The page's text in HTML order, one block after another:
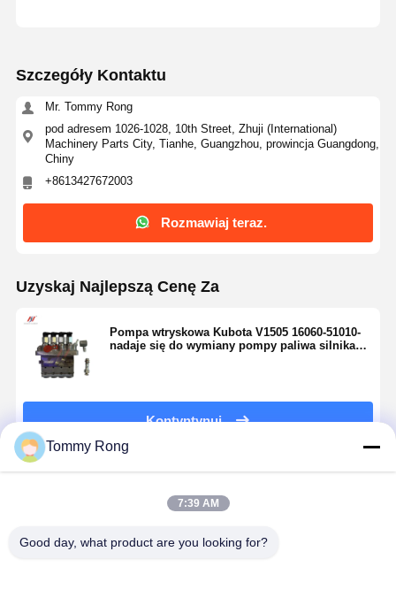
Szczegóły Kontaktu
Mr. Tommy Rong
pod adresem 1026-1028, 10th Street, Zhuji (International)
Machinery Parts City, Tianhe, Guangzhou, prowincja Guangdong,
Chiny
+8613427672003
Rozmawiaj teraz.
Uzyskaj Najlepszą Cenę Za
Pompa wtryskowa Kubota V1505 16060-51010-
nadaje się do wymiany pompy paliwa silnika
Kontyntynuj
Tommy Rong
7:39 AM
Good day, what product are you looking for?